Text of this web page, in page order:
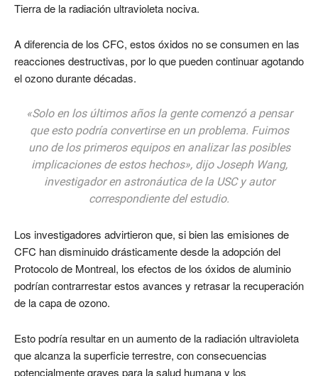
Tierra de la radiación ultravioleta nociva.
A diferencia de los CFC, estos óxidos no se consumen en las
reacciones destructivas, por lo que pueden continuar agotando
el ozono durante décadas.
«Solo en los últimos años la gente comenzó a pensar
que esto podría convertirse en un problema. Fuimos
uno de los primeros equipos en analizar las posibles
implicaciones de estos hechos», dijo Joseph Wang,
investigador en astronáutica de la USC y autor
correspondiente del estudio.
Los investigadores advirtieron que, si bien las emisiones de
CFC han disminuido drásticamente desde la adopción del
Protocolo de Montreal, los efectos de los óxidos de aluminio
podrían contrarrestar estos avances y retrasar la recuperación
de la capa de ozono.
Esto podría resultar en un aumento de la radiación ultravioleta
que alcanza la superficie terrestre, con consecuencias
potencialmente graves para la salud humana y los